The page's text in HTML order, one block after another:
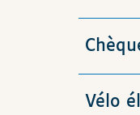
Vélo